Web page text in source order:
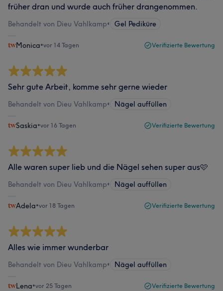
früher dran und wurde auch früher drangenommen.
Behandelt von Dieu Vahlkamp• Gel Pediküre
Monica•vor 14 Tagen Verifizierte Bewertung
Sehr gute Arbeit, komme sehr gerne wieder
Behandelt von Dieu Vahlkamp• Nägel auffüllen
Saskia•vor 16 Tagen Verifizierte Bewertung
Alle waren super lieb und die Nägel sehen super aus🩷
Behandelt von Dieu Vahlkamp• Nägel auffüllen
Adela•vor 18 Tagen Verifizierte Bewertung
Alles wie immer wunderbar
Behandelt von Dieu Vahlkamp• Nägel auffüllen
Lena•vor 25 Tagen Verifizierte Bewertung